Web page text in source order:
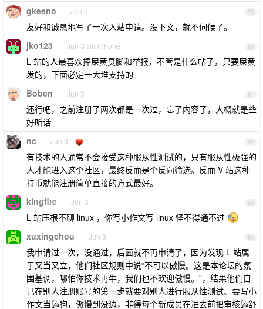
79
gkeeno Jun 3
友好和诚恳地写了一次入站申请。没下文，就不伺候了。
80
jko123 Jun 3 via iPhone
L 站的人最喜欢捧屎黄臭脚和举报，不管是什么帖子，只要屎黄
发的，下面必定一大堆支持的
81
Boben Jun 3
还行吧，之前注册了两次都是一次过，忘了内容了，大概就是些
好听话
82
nc Jun 3 1
有技术的人通常不会接受这种服从性测试的，只有服从性极强的
人才能进入这个社区，最终反而是个反向筛选。反而 V 站这种
持币就能注册简单直接的方式最好。
83
kingfire Jun 3
L 站压根不聊 linux ，你写小作文写 linux 怪不得通不过
84
xuxingchou Jun 3
我申请过一次，没通过，后面就不再申请了，因为发现 L 站属
于又当又立，他们社区规则中说“不可以傲慢。这是本论坛的氛
围基调，哪怕你技术再牛，我们也不欢迎傲慢。”，结果他们自
己在别人注册账号的第一步就要对别人进行服从性测试、要写小
作文当舔狗，傲慢到没边，非得每个新成员在进去前把审核舔舒